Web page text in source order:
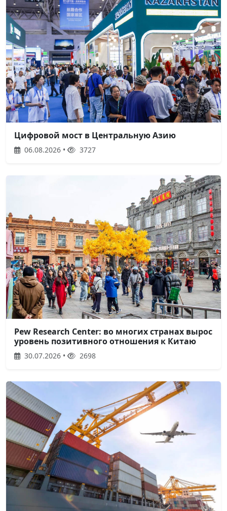
Цифровой мост в Центральную Азию
06.08.2026 • 3727
Pew Research Center: во многих странах вырос
уровень позитивного отношения к Китаю
30.07.2026 • 2698